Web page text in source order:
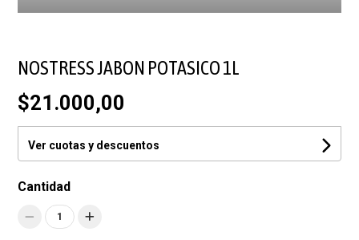
NOSTRESS JABON POTASICO 1L
$21.000,00
Ver cuotas y descuentos
Cantidad
1